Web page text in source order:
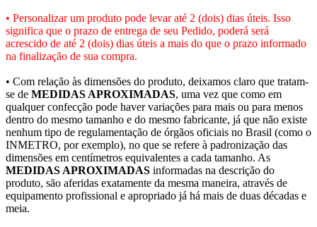
• Personalizar um produto pode levar até 2 (dois) dias úteis. Isso
significa que o prazo de entrega de seu Pedido, poderá será
acrescido de até 2 (dois) dias úteis a mais do que o prazo informado
na finalização de sua compra.
• Com relação às dimensões do produto, deixamos claro que tratam-
se de MEDIDAS APROXIMADAS, uma vez que como em
qualquer confecção pode haver variações para mais ou para menos
dentro do mesmo tamanho e do mesmo fabricante, já que não existe
nenhum tipo de regulamentação de órgãos oficiais no Brasil (como o
INMETRO, por exemplo), no que se refere à padronização das
dimensões em centímetros equivalentes a cada tamanho. As
MEDIDAS APROXIMADAS informadas na descrição do
produto, são aferidas exatamente da mesma maneira, através de
equipamento profissional e apropriado já há mais de duas décadas e
meia.